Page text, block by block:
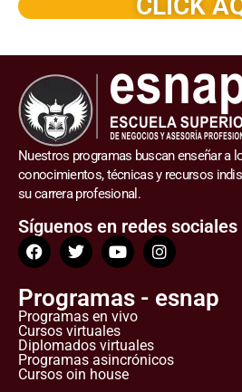
CLICK
Nuestros programas buscan enseñar a
conocimientos, técnicas y recursos
su carrera profesional.
Síguenos en redes sociales
Programas - esnap
Programas en vivo
Cursos virtuales
Diplomados virtuales
Programas asincrónicos
Cursos oin house